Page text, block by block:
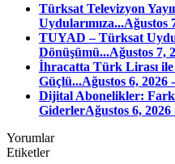
Türksat Televizyon
Uydularımıza...Ağustos
TUYAD – Türksat Uydu
Dönüşümü...Ağustos 7,
İhracatta Türk Lirası ile
Güçlü...Ağustos 6, 2026
Dijital Abonelikler:
GiderlerAğustos 6,
Yorumlar
Etiketler